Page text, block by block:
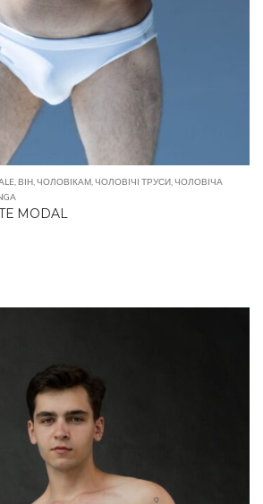
ВІН ЧОЛОВІКАМ ЧОЛОВІЧІ ТРУСИ ЧОЛОВІЧА
MODAL